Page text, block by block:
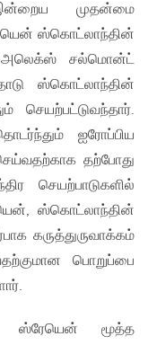
முதன்மை
ஸ்கொட்லாந்தின்
அலெக்ஸ் சல்மொன்ட்
ஸ்கொட்லாந்தின்
செயற்பட்டுவந்தார்.
ஐரோப்பிய
தற்போது
செயற்பாடுகளில்
ஸ்கொட்லாந்தின்
கருத்துருவாக்கம்
பொறுப்பை
ஸ்ரேயென் மூத்த